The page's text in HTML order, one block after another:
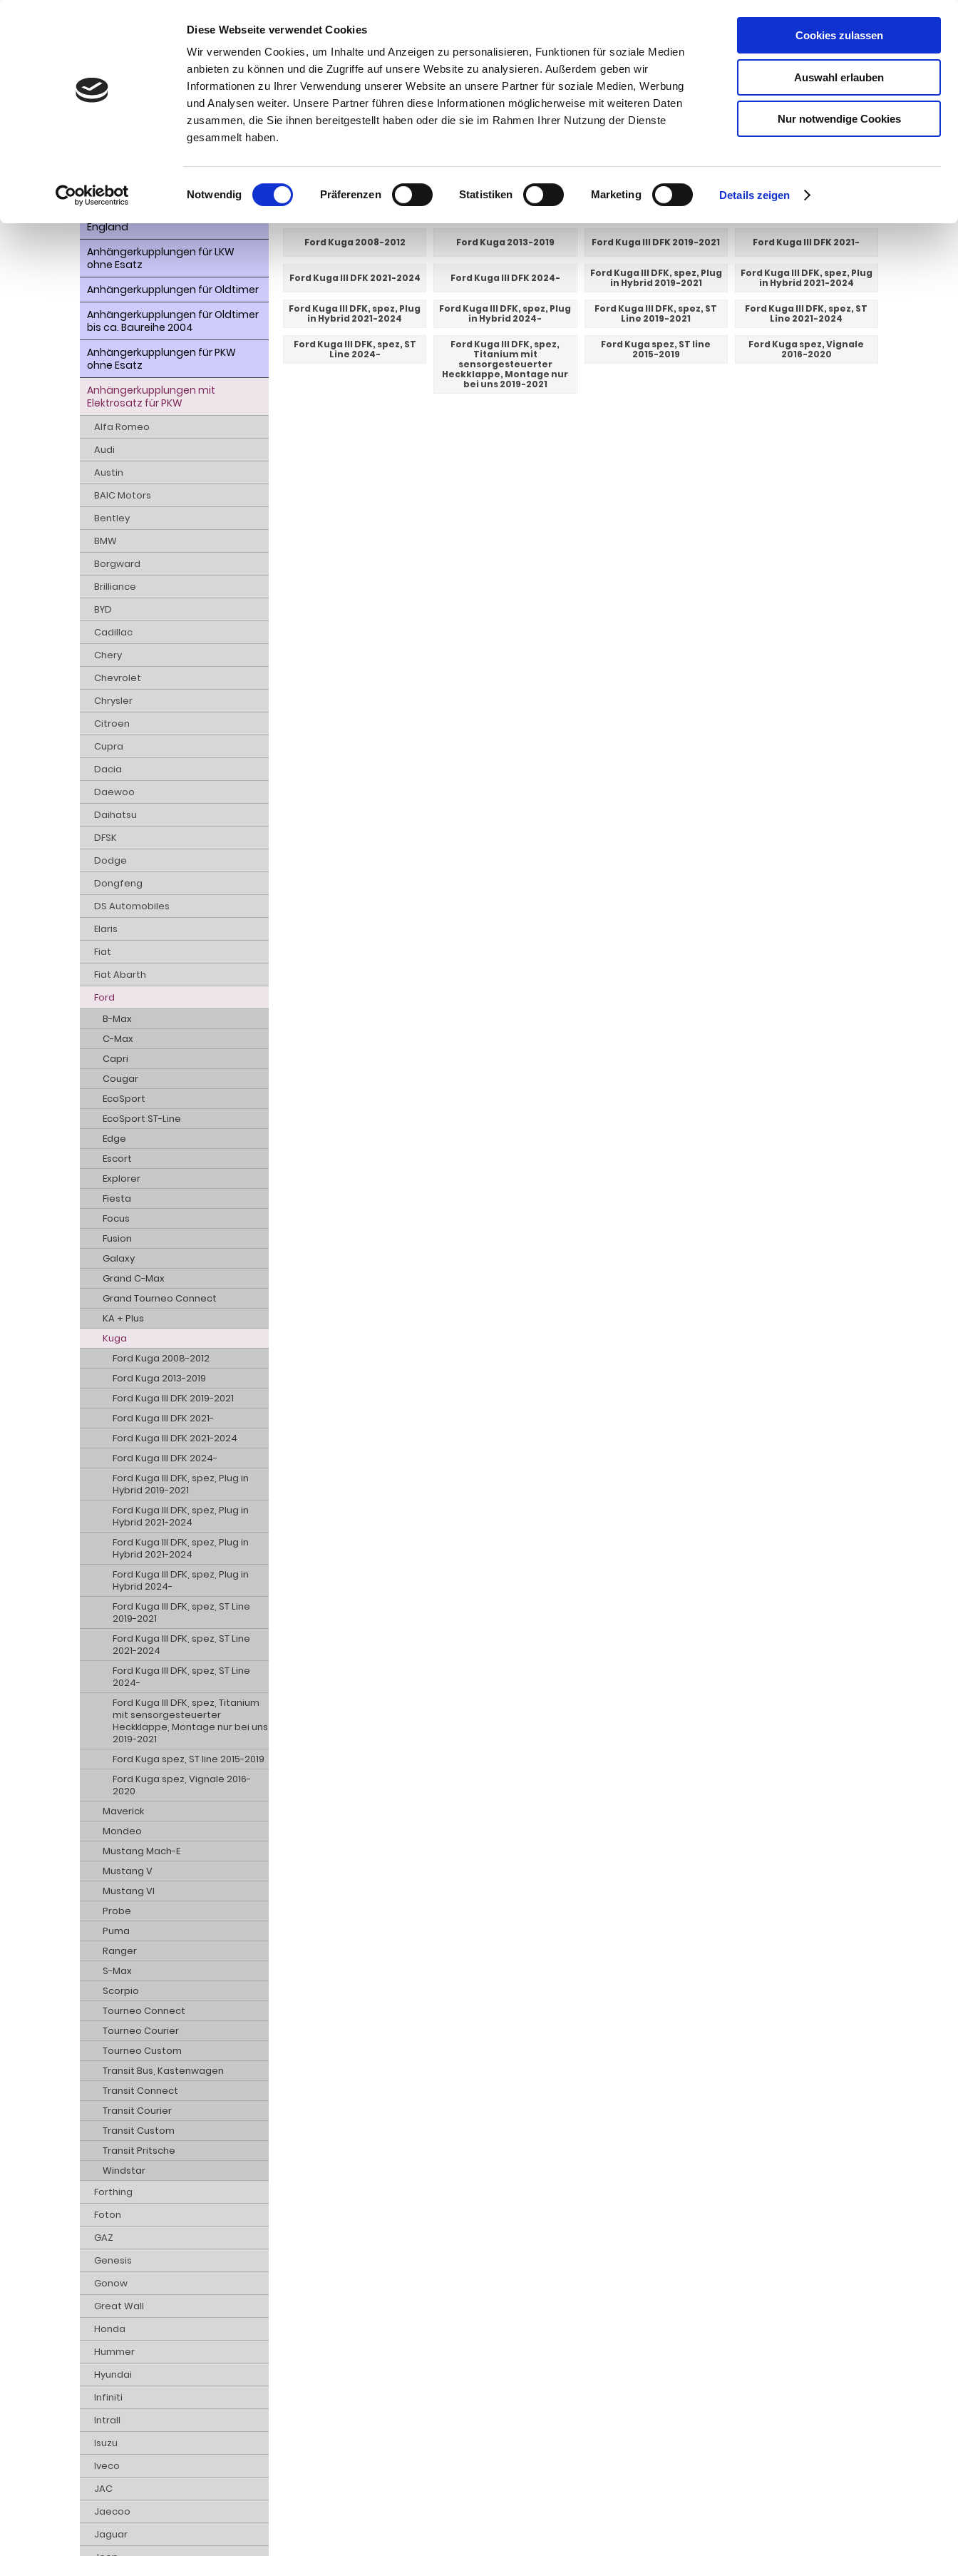
Diese Webseite verwendet Cookies
Wir verwenden Cookies, um Inhalte und Anzeigen zu personalisieren, Funktionen für soziale Medien
anbieten zu können und die Zugriffe auf unsere Website zu analysieren. Außerdem geben wir
Informationen zu Ihrer Verwendung unserer Website an unsere Partner für soziale Medien, Werbung
und Analysen weiter. Unsere Partner führen diese Informationen möglicherweise mit weiteren Daten
zusammen, die Sie ihnen bereitgestellt haben oder die sie im Rahmen Ihrer Nutzung der Dienste
gesammelt haben.
Einwilligungsauswahl
Notwendig Präferenzen Statistiken Marketing Details zeigen
Cookies zulassen
Auswahl erlauben
Nur notwendige Cookies
SUCHEN
Kontakt 0 44 89 - 92 34 67 6 AHK-Finder Kasse Warenkorb 0 Artikel
WEITERE UNTERKATEGORIEN:
Ford Kuga 2008-2012 Ford Kuga 2013-2019 Ford Kuga III DFK 2019-2021 Ford Kuga III DFK 2021-
Ford Kuga III DFK 2021-2024 Ford Kuga III DFK 2024-
Ford Kuga III DFK, spez, Plug
in Hybrid 2019-2021
Ford Kuga III DFK, spez, Plug
in Hybrid 2021-2024
Ford Kuga III DFK, spez, Plug
in Hybrid 2021-2024
Ford Kuga III DFK, spez, Plug
in Hybrid 2024-
Ford Kuga III DFK, spez, ST
Line 2019-2021
Ford Kuga III DFK, spez, ST
Line 2021-2024
Ford Kuga III DFK, spez, ST
Line 2024-
Ford Kuga III DFK, spez,
Titanium mit
sensorgesteuerter
Heckklappe, Montage nur
bei uns 2019-2021
Ford Kuga spez, ST line
2015-2019
Ford Kuga spez, Vignale
2016-2020
Kategorien
AHK- Zubehör, Ersatzteile
Anhängerkupplungen für
England
Anhängerkupplungen für LKW
ohne Esatz
Anhängerkupplungen für Oldtimer
Anhängerkupplungen für Oldtimer
bis ca. Baureihe 2004
Anhängerkupplungen für PKW
ohne Esatz
Anhängerkupplungen mit
Elektrosatz für PKW
Alfa Romeo
Audi
Austin
BAIC Motors
Bentley
BMW
Borgward
Brilliance
BYD
Cadillac
Chery
Chevrolet
Chrysler
Citroen
Cupra
Dacia
Daewoo
Daihatsu
DFSK
Dodge
Dongfeng
DS Automobiles
Elaris
Fiat
Fiat Abarth
Ford
B-Max
C-Max
Capri
Cougar
EcoSport
EcoSport ST-Line
Edge
Escort
Explorer
Fiesta
Focus
Fusion
Galaxy
Grand C-Max
Grand Tourneo Connect
KA + Plus
Kuga
Ford Kuga 2008-2012
Ford Kuga 2013-2019
Ford Kuga III DFK 2019-2021
Ford Kuga III DFK 2021-
Ford Kuga III DFK 2021-2024
Ford Kuga III DFK 2024-
Ford Kuga III DFK, spez, Plug in
Hybrid 2019-2021
Ford Kuga III DFK, spez, Plug in
Hybrid 2021-2024
Ford Kuga III DFK, spez, Plug in
Hybrid 2021-2024
Ford Kuga III DFK, spez, Plug in
Hybrid 2024-
Ford Kuga III DFK, spez, ST Line
2019-2021
Ford Kuga III DFK, spez, ST Line
2021-2024
Ford Kuga III DFK, spez, ST Line
2024-
Ford Kuga III DFK, spez, Titanium
mit sensorgesteuerter
Heckklappe, Montage nur bei uns
2019-2021
Ford Kuga spez, ST line 2015-2019
Ford Kuga spez, Vignale 2016-
2020
Maverick
Mondeo
Mustang Mach-E
Mustang V
Mustang VI
Probe
Puma
Ranger
S-Max
Scorpio
Tourneo Connect
Tourneo Courier
Tourneo Custom
Transit Bus, Kastenwagen
Transit Connect
Transit Courier
Transit Custom
Transit Pritsche
Windstar
Forthing
Foton
GAZ
Genesis
Gonow
Great Wall
Honda
Hummer
Hyundai
Infiniti
Intrall
Isuzu
Iveco
JAC
Jaecoo
Jaguar